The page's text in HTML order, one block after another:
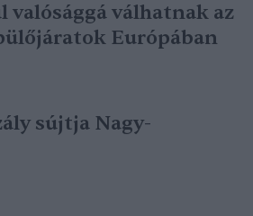
valósággá válhatnak az
Európában
sújtja Nagy-